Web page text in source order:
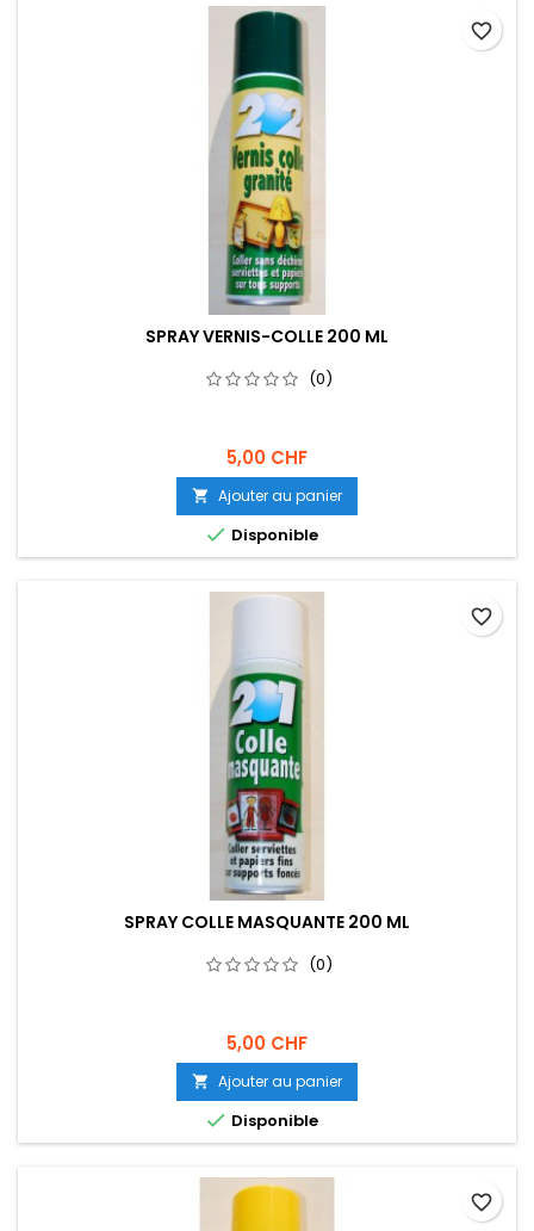
SPRAY VERNIS-COLLE 200 ML
(0)
5,00 CHF
 Ajouter au panier
 Disponible
favorite_border
SPRAY COLLE MASQUANTE 200 ML
(0)
5,00 CHF
 Ajouter au panier
 Disponible
favorite_border
favorite_border